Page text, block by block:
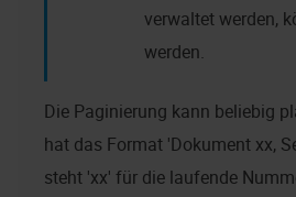
verwaltet werden,
werden.
Die Paginierung kann beliebig
hat das Format 'Dokument xx,
steht 'xx' für die laufende